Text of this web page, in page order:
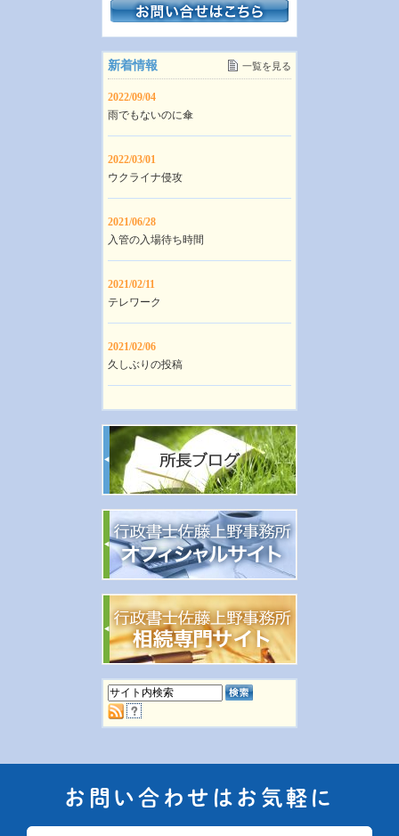
新着情報 一覧を見る
2022/09/04
雨でもないのに傘
2022/03/01
ウクライナ侵攻
2021/06/28
入管の入場待ち時間
2021/02/11
テレワーク
2021/02/06
久しぶりの投稿
お問い合わせはお気軽に